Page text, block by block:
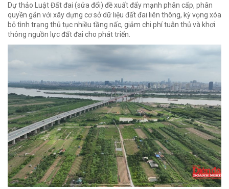
Dự thảo Luật Đất đai (sửa đổi) đề xuất đẩy mạnh phân cấp, phân
quyền gắn với xây dựng cơ sở dữ liệu đất đai liên thông, kỳ vọng xóa
bỏ tình trạng thủ tục nhiều tầng nấc, giảm chi phí tuân thủ và khơi
thông nguồn lực đất đai cho phát triển.